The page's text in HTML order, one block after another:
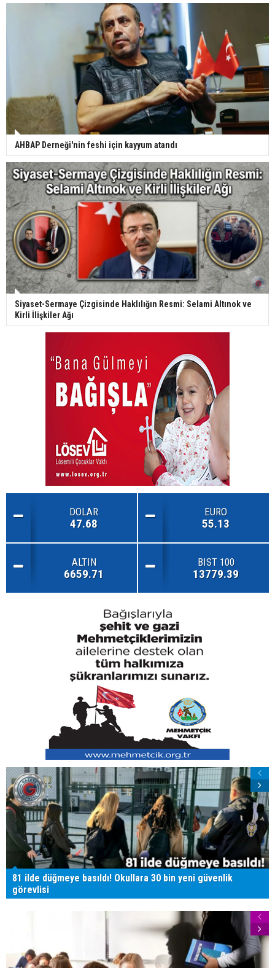
AHBAP Derneği'nin feshi için kayyum atandı
Siyaset-Sermaye Çizgisinde Haklılığın Resmi: Selami Altınok ve
Kirli İlişkiler Ağı
DOLAR
47.68
EURO
55.13
ALTIN
6659.71
BIST 100
13779.39
81 ilde düğmeye basıldı! Okullara 30 bin yeni güvenlik
görevlisi